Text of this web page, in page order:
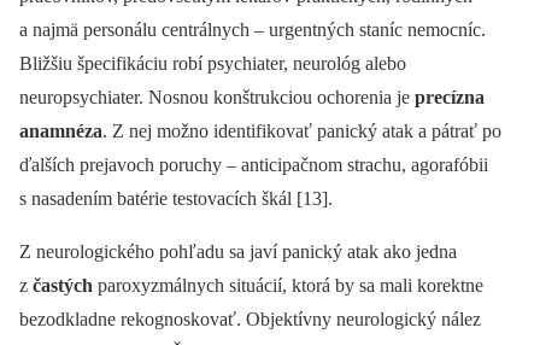
a najmä personálu centrálnych –⁠ urgentných staníc nemocníc.
Bližšiu špecifikáciu robí psychiater, neurológ alebo
neuropsychiater. Nosnou konštrukciou ochorenia je precízna
anamnéza. Z nej možno identifikovať panický atak a pátrať po
ďalších prejavoch poruchy –⁠ anticipačnom strachu, agorafóbii
s nasadením batérie testovacích škál [13].
Z neurologického pohľadu sa javí panický atak ako jedna
z častých paroxyzmálnych situácií, ktorá by sa mali korektne
bezodkladne rekognoskovať. Objektívny neurologický nález